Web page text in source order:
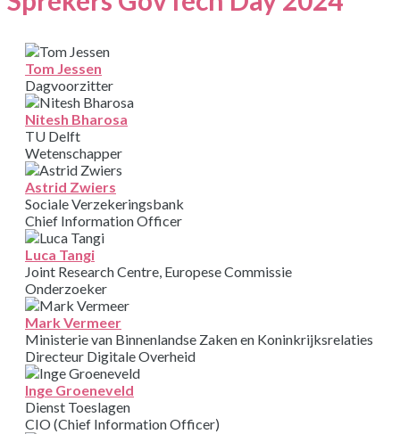
Tom Jessen
Dagvoorzitter
Nitesh Bharosa
TU Delft
Wetenschapper
Astrid Zwiers
Sociale Verzekeringsbank
Chief Information Officer
Luca Tangi
Joint Research Centre, Europese Commissie
Onderzoeker
Mark Vermeer
Ministerie van Binnenlandse Zaken en Koninkrijksrelaties
Directeur Digitale Overheid
Inge Groeneveld
Dienst Toeslagen
CIO (Chief Information Officer)